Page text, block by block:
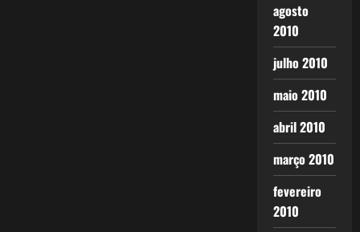
agosto
2010
julho 2010
maio 2010
abril 2010
março 2010
fevereiro
2010